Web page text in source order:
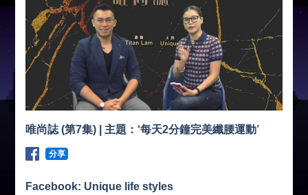
唯尚誌 (第7集) | 主題：‘每天2分鐘完美纖腰運動’
分享
Facebook: Unique life styles